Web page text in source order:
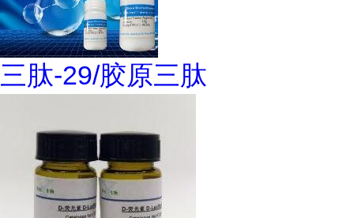
三肽-29/胶原三肽